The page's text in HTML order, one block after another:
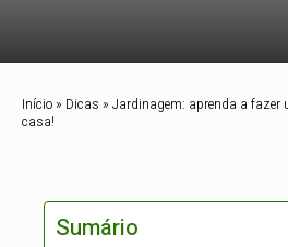
Início» Dicas » Jardinagem: aprenda a fazer
casa!
Sumário